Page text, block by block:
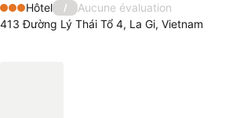
3 Étoiles
Hôtel /
Aucune évaluation
413 Đường Lý Thái Tổ 4, La Gi, Vietnam